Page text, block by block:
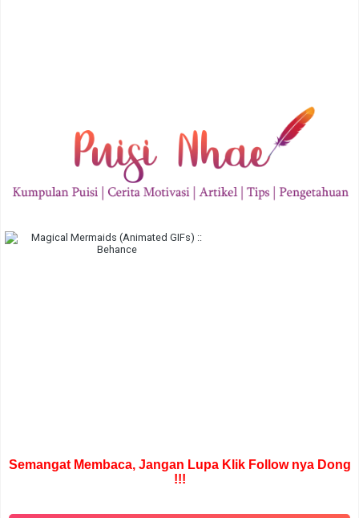
Semangat Membaca, Jangan Lupa Klik Follow nya Dong
!!!